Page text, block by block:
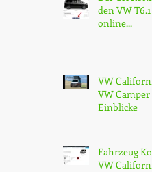
den VW
online...
VW
VW
Einblicke
Fahrzeug
VW